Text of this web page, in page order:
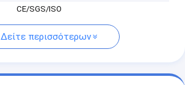
CE/SGS/ISO
Δείτε περισσότερων